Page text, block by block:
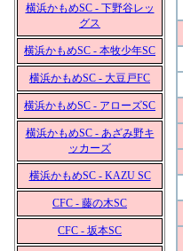
横浜かもめSC - 下野谷レッ
グス
横浜かもめSC - 本牧少年SC
横浜かもめSC - 大豆戸FC
横浜かもめSC - アローズSC
横浜かもめSC - あざみ野キ
ッカーズ
横浜かもめSC - KAZU SC
CFC - 藤の木SC
CFC - 坂本SC